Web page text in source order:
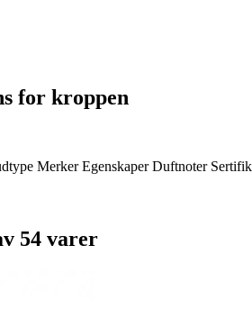
for kroppen
Merker Egenskaper Duftnoter
54 varer